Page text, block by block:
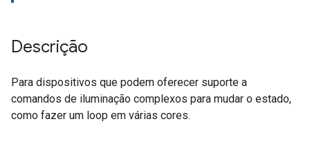
Descrição
Para dispositivos que podem oferecer suporte a
comandos de iluminação complexos para mudar o estado,
como fazer um loop em várias cores.